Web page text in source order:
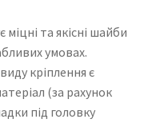
та якісні шайби
умовах.
кріплення є
(за рахунок
під головку